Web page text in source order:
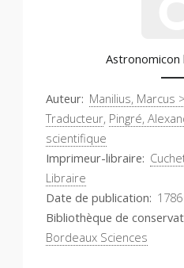
Astronomicon
Auteur Manilius, Marcus
Traducteur, Pingré,
scientifique
Imprimeur-libraire
Libraire
Date de publication 1786
Bibliothèque de
Bordeaux Sciences